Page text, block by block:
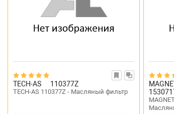
TECH-AS 110377Z
TECH-AS 110377Z - Масляный фильтр